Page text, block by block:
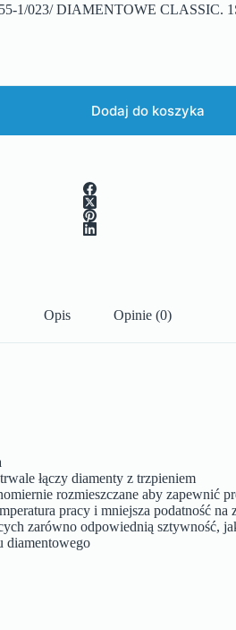
1/023/ DIAMENTOWE CLASSIC.
Dodaj do koszyka
Opis Opinie (0)
łączy diamenty z trzpieniem
rozmieszczane aby zapewnić
pracy i mniejsza podatność na
zarówno odpowiednią sztywność,
diamentowego